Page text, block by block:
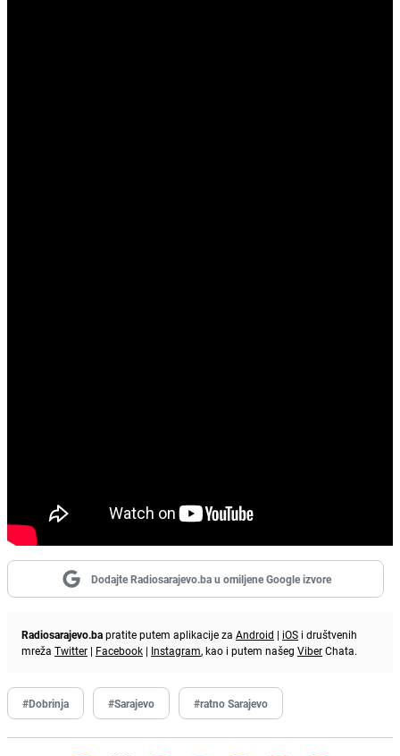
Dodajte Radiosarajevo.ba u omiljene Google izvore
Radiosarajevo.bapratite putem aplikacije za Android | iOS i društvenih
mreža Twitter | Facebook | Instagram, kao i putem našeg ViberChata.
#Dobrinja #Sarajevo #ratno Sarajevo